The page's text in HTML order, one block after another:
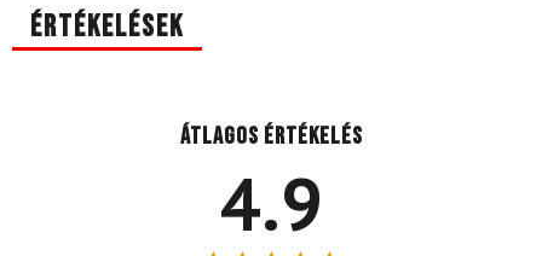
Értékelések
Átlagos értékelés
4.9